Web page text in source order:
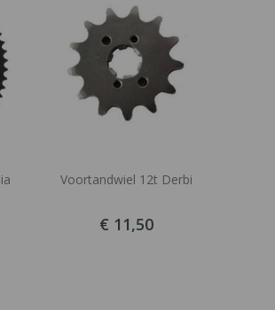
Voortandwiel 12t Derbi
€ 11,50